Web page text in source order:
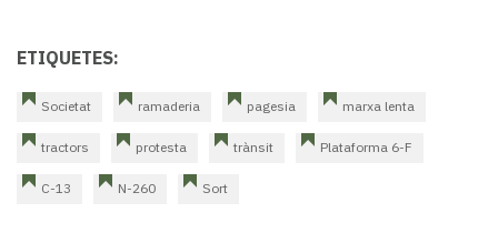
ETIQUETES:
Societat ramaderia pagesia marxa lenta
tractors protesta trànsit Plataforma 6-F
C-13 N-260 Sort